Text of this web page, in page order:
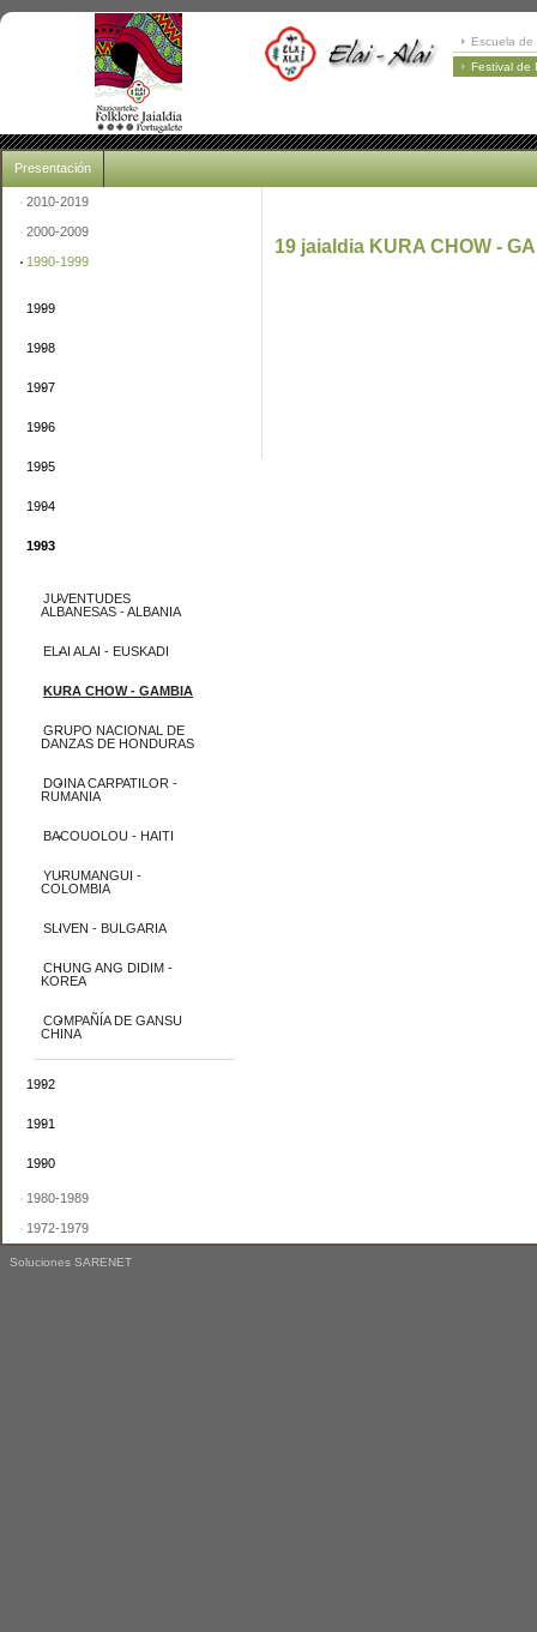
Escuela de
Festival de
Presentación
2010-2019
2000-2009
1990-1999
1999
1998
1997
1996
1995
1994
1993
JUVENTUDES
ALBANESAS - ALBANIA
ELAI ALAI - EUSKADI
KURA CHOW - GAMBIA
GRUPO NACIONAL DE
DANZAS DE HONDURAS
DOINA CARPATILOR -
RUMANIA
BACOUOLOU - HAITI
YURUMANGUI -
COLOMBIA
SLIVEN - BULGARIA
CHUNG ANG DIDIM -
KOREA
COMPAÑÍA DE GANSU
CHINA
1992
1991
1990
1980-1989
1972-1979
19 jaialdia KURA CHOW -
Soluciones SARENET